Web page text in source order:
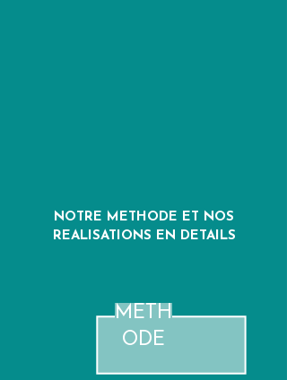
NOTRE METHODE ET NOS
REALISATIONS EN DETAILS
METH
ODE